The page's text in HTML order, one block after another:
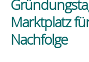
Marktplatz
Nachfolge